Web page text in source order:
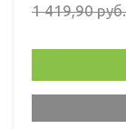
1 419,90 руб.